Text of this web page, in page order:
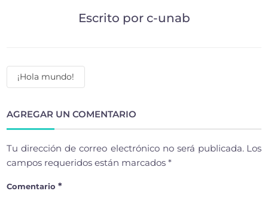
Escrito por c-unab
Navegación
de
entradas
¡Hola mundo!
AGREGAR UN COMENTARIO
Tu dirección de correo electrónico no será publicada. Los
campos requeridos están marcados*
Comentario*